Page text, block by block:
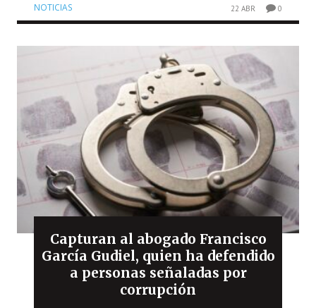
NOTICIAS 22 ABR 0
Capturan al abogado Francisco
García Gudiel, quien ha defendido
a personas señaladas por
corrupción